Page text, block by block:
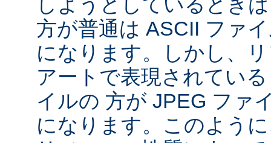
方が普通は ASCII ファ
になります。しかし、
アートで表現されてい
イルの 方が JPEG ファ
になります。このよう